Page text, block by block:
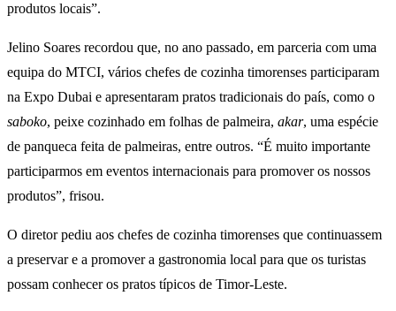
produtos locais”.
Jelino Soares recordou que, no ano passado, em parceria com uma
equipa do MTCI, vários chefes de cozinha timorenses participaram
na Expo Dubai e apresentaram pratos tradicionais do país, como o
saboko, peixe cozinhado em folhas de palmeira, akar, uma espécie
de panqueca feita de palmeiras, entre outros. “É muito importante
participarmos em eventos internacionais para promover os nossos
produtos”, frisou.
O diretor pediu aos chefes de cozinha timorenses que continuassem
a preservar e a promover a gastronomia local para que os turistas
possam conhecer os pratos típicos de Timor-Leste.